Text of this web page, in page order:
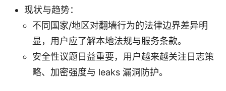
现状与趋势：
不同国家/地区对翻墙行为的法律边界差异明
显，用户应了解本地法规与服务条款。
安全性议题日益重要，用户越来越关注日志策
略、加密强度与 leaks 漏洞防护。